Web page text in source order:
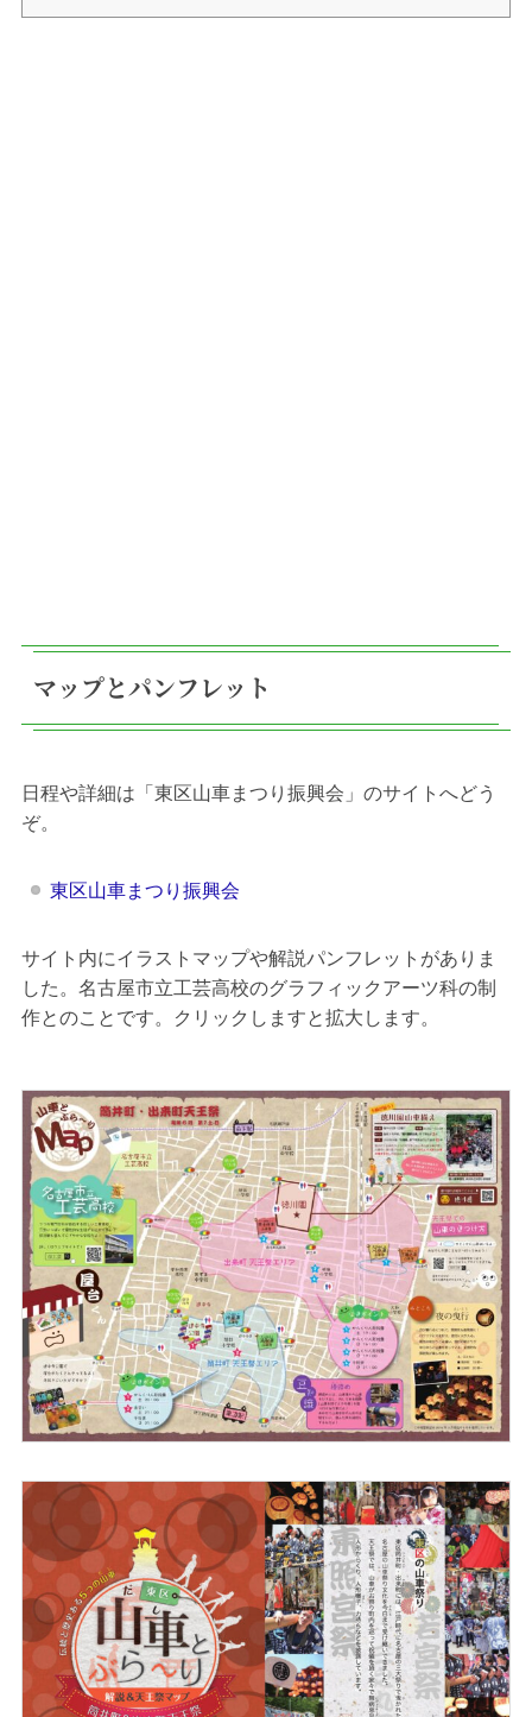
マップとパンフレット
日程や詳細は「東区山車まつり振興会」のサイトへどう
ぞ。
東区山車まつり振興会
サイト内にイラストマップや解説パンフレットがありま
した。名古屋市立工芸高校のグラフィックアーツ科の制
作とのことです。クリックしますと拡大します。